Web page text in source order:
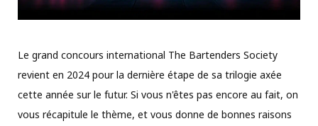
Le grand concours international The Bartenders Society
revient en 2024 pour la dernière étape de sa trilogie axée
cette année sur le futur. Si vous n'êtes pas encore au fait, on
vous récapitule le thème, et vous donne de bonnes raisons